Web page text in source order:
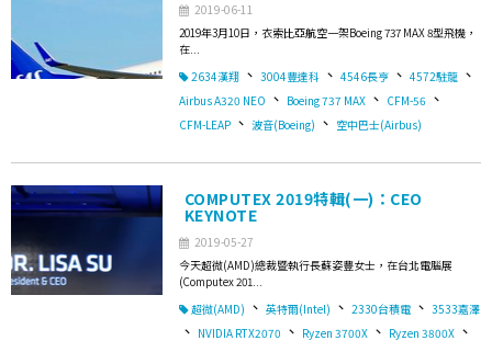
2019-06-11
2019年3月10日，衣索比亞航空一架Boeing 737 MAX 8型飛機，
在...
2634漢翔 、 3004豐達科 、 4546長亨 、 4572駐龍 、
Airbus A320 NEO 、 Boeing 737 MAX 、 CFM-56 、
CFM-LEAP 、 波音(Boeing) 、 空中巴士(Airbus)
COMPUTEX 2019特輯(一)：CEO
KEYNOTE
2019-05-27
今天超微(AMD)總裁暨執行長蘇姿豐女士，在台北電腦展
(Computex 201...
超微(AMD) 、 英特爾(Intel) 、 2330台積電 、 3533嘉澤
、 NVIDIA RTX2070 、 Ryzen 3700X 、 Ryzen 3800X 、